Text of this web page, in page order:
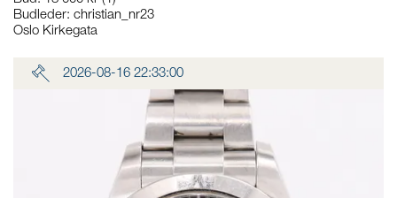
Budleder: christian_nr23
Oslo Kirkegata
2026-08-16 22:33:00